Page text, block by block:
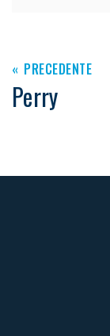
PRECEDENTE
Perry